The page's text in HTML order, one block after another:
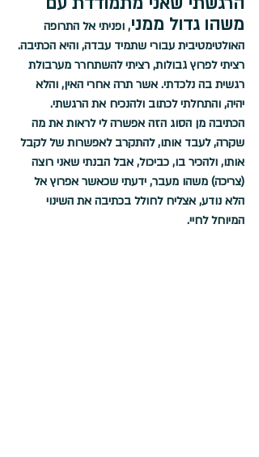
משהו גדול ממני, ופניתי אל התרופה
האולטימטיבית עבורי שתמיד עבדה, והיא הכתיבה.
רציתי לפרוץ גבולות, רציתי להשתחרר מערבולת
רגשית בה נלכדתי. אשר תרה אחרי האין, והלא
יהיה, והתחלתי לכתוב ולהנכיח את הרגשתי.
הכתיבה מן הסוג הזה אפשרה לי לראות את מה
שקרה, לעבד אותו, להתקרב לאפשרות של לקבל
אותו, ולהכיר בו, כביכול, אבל הבנתי שאני רוצה
(צריכה) משהו מעבר, ידעתי שכאשר אפרוץ אל
הלא נודע, אצליח לחולל בכתיבה את השינוי
המיוחל לחיי.